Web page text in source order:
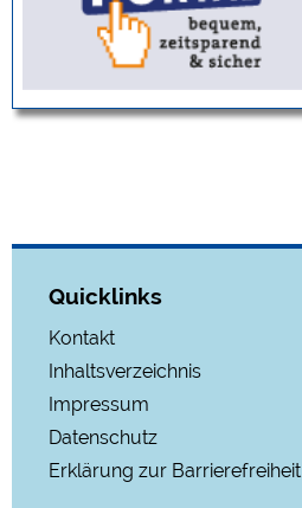
Quicklinks
Kontakt
Inhaltsverzeichnis
Impressum
Datenschutz
Erklärung zur Barrierefreiheit